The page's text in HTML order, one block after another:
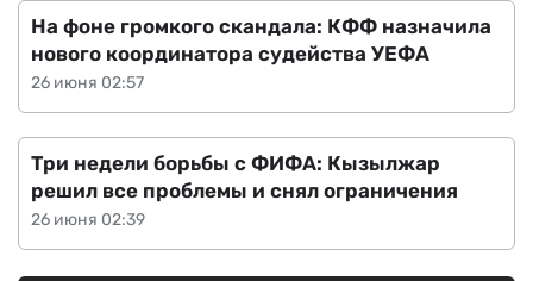
26 июня 02:57
На фоне громкого скандала: КФФ назначила
нового координатора судейства УЕФА
26 июня 02:39
Три недели борьбы с ФИФА: Кызылжар
решил все проблемы и снял ограничения